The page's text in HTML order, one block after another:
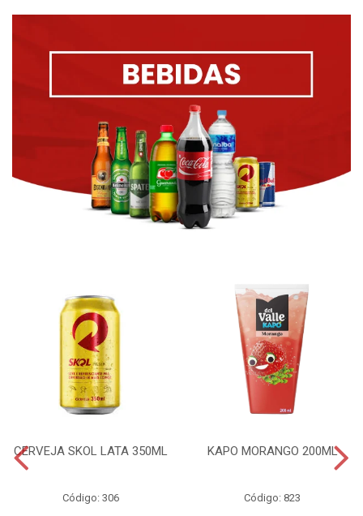
CERVEJA SKOL LATA 350ML
Código: 306
KAPO MORANGO 200ML
Código: 823